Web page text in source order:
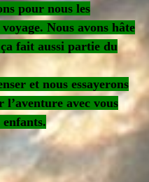
pour nous les
Nous avons hâte
fait aussi partie du
et nous essayerons
l’aventure avec vous